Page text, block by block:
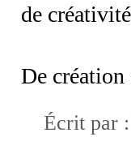
de
De
Écrit par :